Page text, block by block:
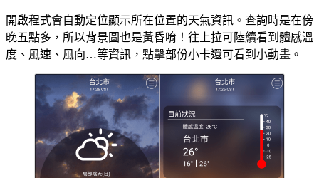
開啟程式會自動定位顯示所在位置的天氣資訊。查詢時是在傍
晚五點多，所以背景圖也是黃昏唷！往上拉可陸續看到體感溫
度、風速、風向…等資訊，點擊部份小卡還可看到小動畫。